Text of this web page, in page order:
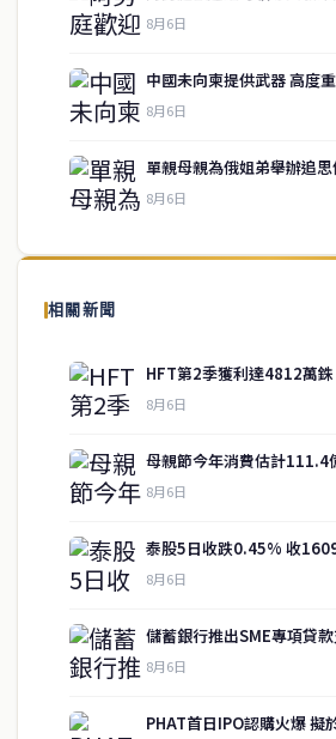
8月6日
中國未向柬提供武器 高度
8月6日
單親母親為俄姐弟舉辦追
8月6日
相關新聞
HFT第2季獲利達4812萬
8月6日
母親節今年消費估計111.4
8月6日
泰股5日收跌0.45% 收
8月6日
儲蓄銀行推出SME專項貸
8月6日
PHAT首日IPO認購火爆 擬
關於我們
泰國中文新聞（TCN）是一家總部設於曼谷
供即時、客觀、多元的中文新聞內容。
房地產
聯絡資訊
歡迎來信洽詢合作事宜
service@thaichinesenews.com